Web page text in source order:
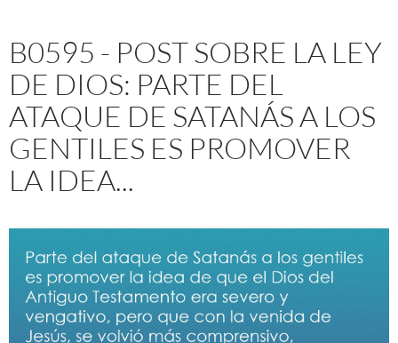
B0595 - POST SOBRE LA LEY
DE DIOS: PARTE DEL
ATAQUE DE SATANÁS A LOS
GENTILES ES PROMOVER
LA IDEA...